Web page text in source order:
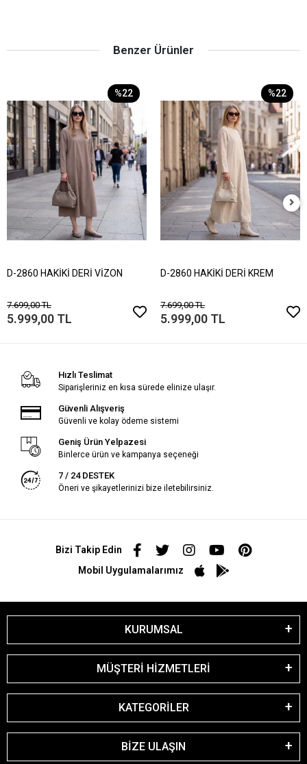
Benzer Ürünler
%22
D-2860 HAKİKİ DERİ VİZON
7.699,00 TL
5.999,00 TL
%22
D-2860 HAKİKİ DERİ KREM
7.699,00 TL
5.999,00 TL
Hızlı Teslimat
Siparişleriniz en kısa sürede elinize ulaşır.
Güvenli Alışveriş
Güvenli ve kolay ödeme sistemi
Geniş Ürün Yelpazesi
Binlerce ürün ve kampanya seçeneği
7 / 24 DESTEK
Öneri ve şikayetlerinizi bize iletebilirsiniz.
Bizi Takip Edin
Mobil Uygulamalarımız
KURUMSAL
MÜŞTERİ HİZMETLERİ
KATEGORİLER
BİZE ULAŞIN